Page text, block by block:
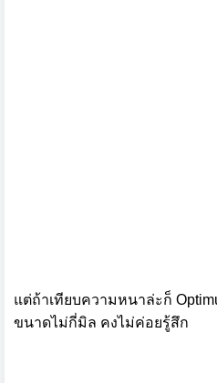
แต่ถ้าเทียบความหนาล่ะก็
ขนาดไม่กี่มิล คงไม่ค่อยรู้สึก